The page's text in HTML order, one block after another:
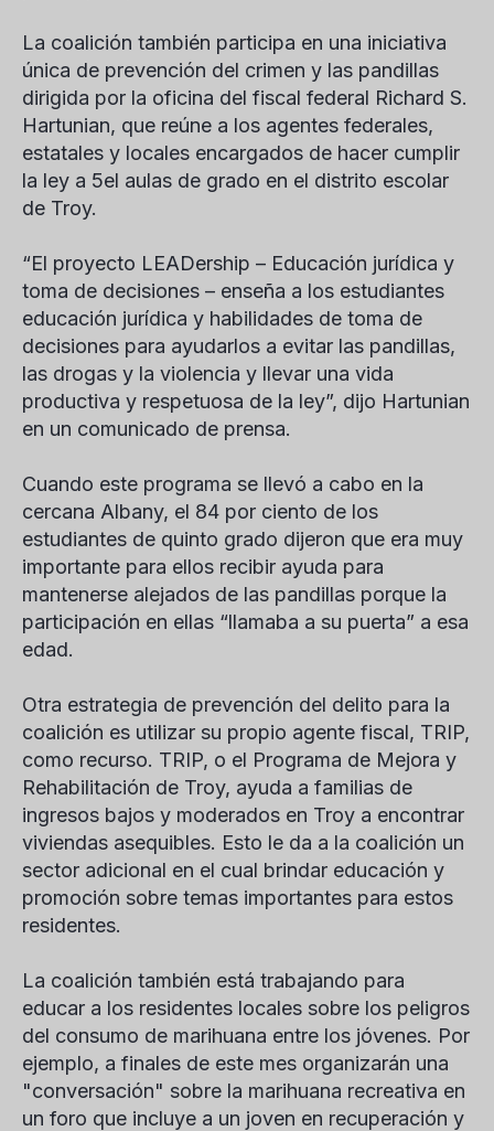
La coalición también participa en una iniciativa
única de prevención del crimen y las pandillas
dirigida por la oficina del fiscal federal Richard S.
Hartunian, que reúne a los agentes federales,
estatales y locales encargados de hacer cumplir
la ley a 5el aulas de grado en el distrito escolar
de Troy.
“El proyecto LEADership – Educación jurídica y
toma de decisiones – enseña a los estudiantes
educación jurídica y habilidades de toma de
decisiones para ayudarlos a evitar las pandillas,
las drogas y la violencia y llevar una vida
productiva y respetuosa de la ley”, dijo Hartunian
en un comunicado de prensa.
Cuando este programa se llevó a cabo en la
cercana Albany, el 84 por ciento de los
estudiantes de quinto grado dijeron que era muy
importante para ellos recibir ayuda para
mantenerse alejados de las pandillas porque la
participación en ellas “llamaba a su puerta” a esa
edad.
Otra estrategia de prevención del delito para la
coalición es utilizar su propio agente fiscal, TRIP,
como recurso. TRIP, o el Programa de Mejora y
Rehabilitación de Troy, ayuda a familias de
ingresos bajos y moderados en Troy a encontrar
viviendas asequibles. Esto le da a la coalición un
sector adicional en el cual brindar educación y
promoción sobre temas importantes para estos
residentes.
La coalición también está trabajando para
educar a los residentes locales sobre los peligros
del consumo de marihuana entre los jóvenes. Por
ejemplo, a finales de este mes organizarán una
"conversación" sobre la marihuana recreativa en
un foro que incluye a un joven en recuperación y